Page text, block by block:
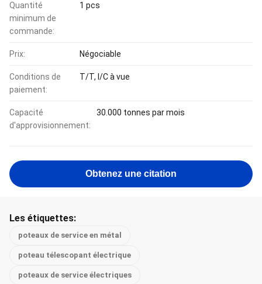
Quantité
minimum de
commande:
1 pcs
Prix: Négociable
Conditions de
paiement:
T/T, l/C à vue
Capacité
d'approvisionnement:
30.000 tonnes par mois
Obtenez une citation
Les étiquettes:
poteaux de service en métal
poteau télescopant électrique
poteaux de service électriques